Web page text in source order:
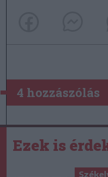
4 hozzászólás
Ezek is